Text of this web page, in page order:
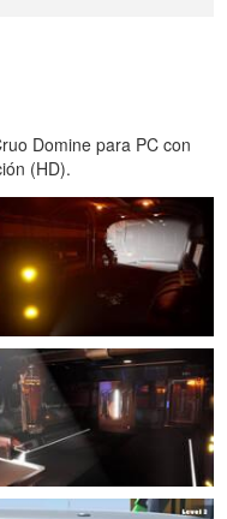
Domine para PC con
(HD).